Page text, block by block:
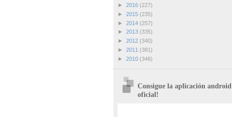
► 2016 (227)
► 2015 (235)
► 2014 (257)
► 2013 (335)
► 2012 (340)
► 2011 (381)
► 2010 (346)
Consigue la aplicación android
oficial!